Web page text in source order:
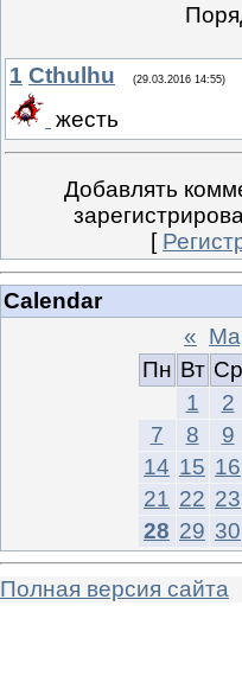
1 Cthulhu (29.03.2016 14:55)
жесть
Добавлять
[
Calendar
«
Пн Вт Ср
1
2
7
8 9
14 15 16
21 22 23
28 29 30
Полная версия сайта